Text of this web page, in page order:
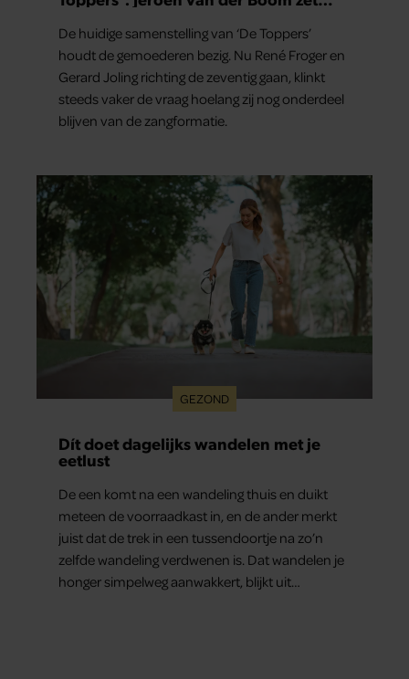
De huidige samenstelling van ‘De Toppers’
houdt de gemoederen bezig. Nu René Froger en
Gerard Joling richting de zeventig gaan, klinkt
steeds vaker de vraag hoelang zij nog onderdeel
blijven van de zangformatie.
GEZOND
Dít doet dagelijks wandelen met je
eetlust
De een komt na een wandeling thuis en duikt
meteen de voorraadkast in, en de ander merkt
juist dat de trek in een tussendoortje na zo’n
zelfde wandeling verdwenen is. Dat wandelen je
honger simpelweg aanwakkert, blijkt uit